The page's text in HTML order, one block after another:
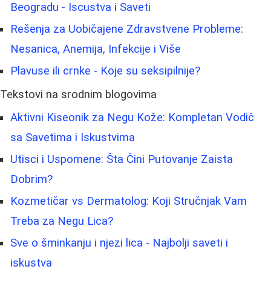
Beogradu - Iscustva i Saveti
Rešenja za Uobičajene Zdravstvene Probleme:
Nesanica, Anemija, Infekcije i Više
Plavuse ili crnke - Koje su seksipilnije?
Tekstovi na srodnim blogovima
Aktivni Kiseonik za Negu Kože: Kompletan Vodič
sa Savetima i Iskustvima
Utisci i Uspomene: Šta Čini Putovanje Zaista
Dobrim?
Kozmetičar vs Dermatolog: Koji Stručnjak Vam
Treba za Negu Lica?
Sve o šminkanju i njezi lica - Najbolji saveti i
iskustva